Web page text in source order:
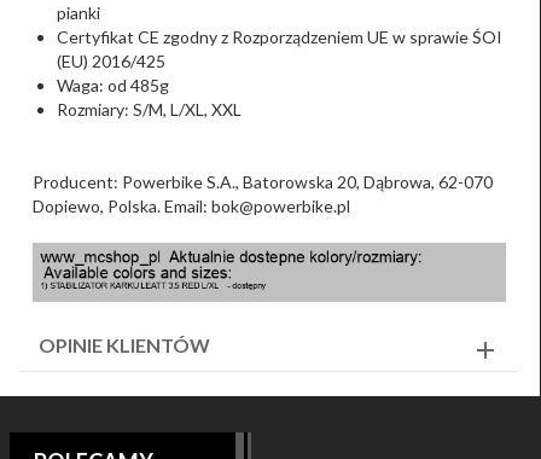
pianki
Certyfikat CE zgodny z Rozporządzeniem UE w sprawie ŚOI
(EU) 2016/425
Waga: od 485g
Rozmiary: S/M, L/XL, XXL
Producent: Powerbike S.A., Batorowska 20, Dąbrowa, 62-070
Dopiewo, Polska. Email: bok@powerbike.pl
OPINIE KLIENTÓW